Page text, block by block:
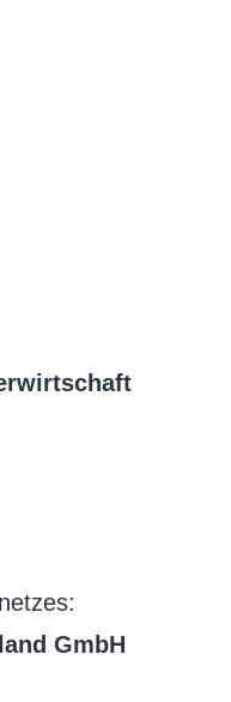
GmbH